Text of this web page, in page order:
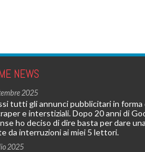
NEWS
2025
tutti gli annunci pubblicitari in forma
e interstiziali. Dopo 20 anni di
ho deciso di dire basta per dare
da interruzioni ai miei 5 lettori.
2025